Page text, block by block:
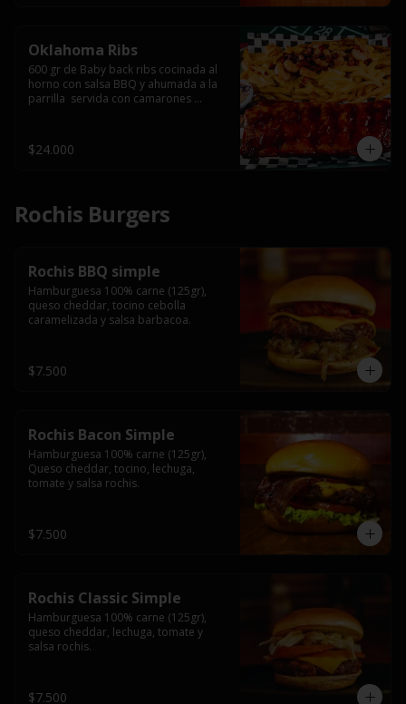
Oklahoma Ribs
600 gr de Baby back ribs cocinada al
horno con salsa BBQ y ahumada a la
parrilla  servida con camarones
$24.000
Rochis Burgers
Rochis BBQ simple
Hamburguesa 100% carne (125gr),
queso cheddar, tocino cebolla
caramelizada y salsa barbacoa.
$7.500
Rochis Bacon Simple
Hamburguesa 100% carne (125gr),
Queso cheddar, tocino, lechuga,
tomate y salsa rochis.
$7.500
Rochis Classic Simple
Hamburguesa 100% carne (125gr),
queso cheddar, lechuga, tomate y
salsa rochis.
$7.500